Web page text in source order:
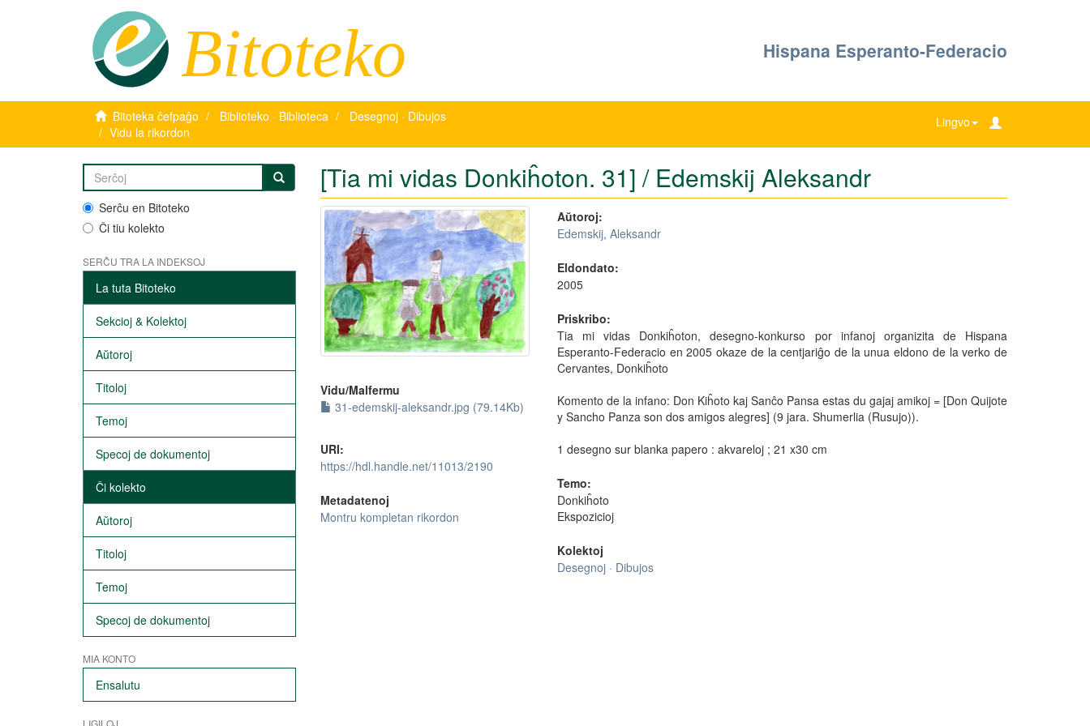
Bitoteko Hispana Esperanto-Federacio
Bitoteka ĉefpaĝo Biblioteko · Biblioteca
Desegnoj · Dibujos
Vidu la rikordon
Lingvo
Serĉu en Bitoteko
Ĉi tiu kolekto
SERĈU TRA LA INDEKSOJ
La tuta Bitoteko
Sekcioj & Kolektoj
Aŭtoroj
Titoloj
Temoj
Specoj de dokumentoj
Ĉi kolekto
Aŭtoroj
Titoloj
Temoj
Specoj de dokumentoj
MIA KONTO
Ensalutu
LIGILOJ
[Tia mi vidas Donkiĥoton. 31] / Edemskij Aleksandr
Vidu/Malfermu
31-edemskij-aleksandr.jpg (79.14Kb)
URI:
https://hdl.handle.net/11013/2190
Metadatenoj
Montru kompletan rikordon
Aŭtoroj:
Edemskij, Aleksandr
Eldondato:
2005
Priskribo:
Tia mi vidas Donkiĥoton, desegno-konkurso por infanoj organizita de Hispana
Esperanto-Federacio en 2005 okaze de la centjariĝo de la unua eldono de la verko de
Cervantes, Donkiĥoto
Komento de la infano: Don Kiĥoto kaj Sanĉo Pansa estas du gajaj amikoj = [Don Quijote
y Sancho Panza son dos amigos alegres] (9 jara. Shumerlia (Rusujo)).
1 desegno sur blanka papero : akvareloj ; 21 x30 cm
Temo:
Donkiĥoto
Ekspozicioj
Kolektoj
Desegnoj · Dibujos